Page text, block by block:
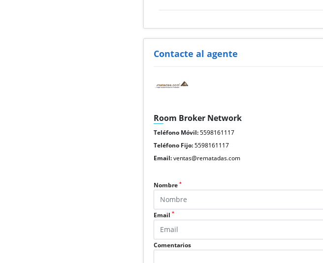
Contacte al agente
Room Broker Network
Teléfono Móvil:5598161117
Teléfono Fijo:5598161117
Email:ventas@rematadas.com
Nombre*
Email*
Comentarios